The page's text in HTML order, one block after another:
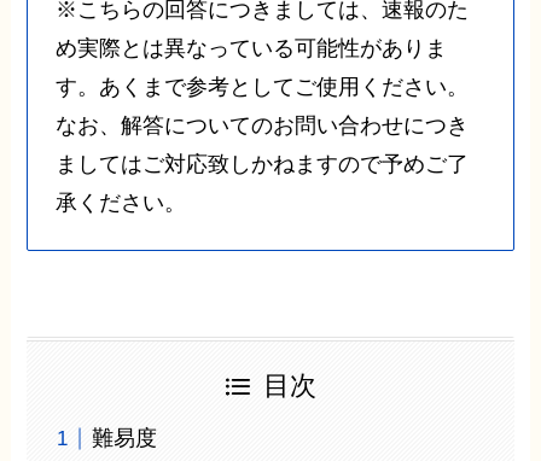
※こちらの回答につきましては、速報のた
め実際とは異なっている可能性がありま
す。あくまで参考としてご使用ください。
なお、解答についてのお問い合わせにつき
ましてはご対応致しかねますので予めご了
承ください。
目次
難易度